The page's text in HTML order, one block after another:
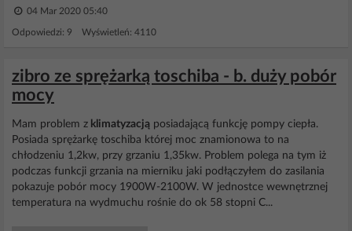
04 Mar 2020 05:40
Odpowiedzi: 9 Wyświetleń: 4110
zibro ze sprężarką toschiba - b. duży pobór
mocy
Mam problem z klimatyzacją posiadającą funkcję pompy ciepła.
Posiada sprężarkę toschiba której moc znamionowa to na
chłodzeniu 1,2kw, przy grzaniu 1,35kw. Problem polega na tym iż
podczas funkcji grzania na mierniku jaki podłączyłem do zasilania
pokazuje pobór mocy 1900W-2100W. W jednostce wewnętrznej
temperatura na wydmuchu rośnie do ok 58 stopni C...